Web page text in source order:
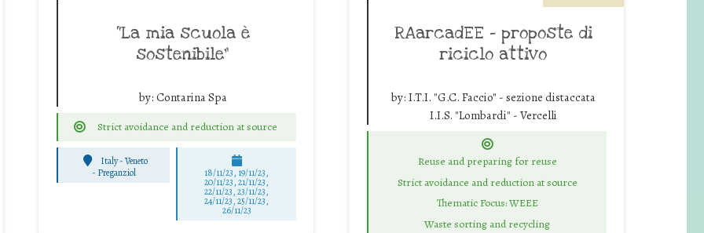
“La mia scuola è
sostenibile”
by: Contarina Spa
Strict avoidance and reduction at source
Italy - Veneto
- Preganziol 18/11/23, 19/11/23,
20/11/23, 21/11/23,
22/11/23, 23/11/23,
24/11/23, 25/11/23,
26/11/23
RAarcadEE – proposte di
riciclo attivo
by: I.T.I. "G.C. Faccio" - sezione distaccata
I.I.S. "Lombardi" - Vercelli
Reuse and preparing for reuse
Strict avoidance and reduction at source
Thematic Focus: WEEE
Waste sorting and recycling